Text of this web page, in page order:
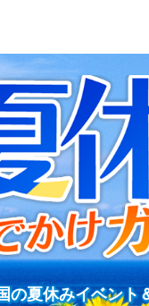
の夏休みイベン